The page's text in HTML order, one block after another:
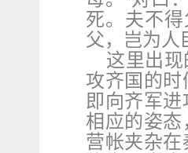
死。夫不
父，岂为人
这里出
攻齐国的
即向齐军
相应的姿
营帐夹杂